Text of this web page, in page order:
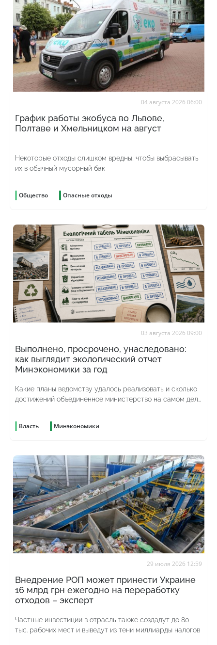
04 августа 2026 06:00
График работы экобуса во Львове,
Полтаве и Хмельницком на август
Некоторые отходы слишком вредны, чтобы выбрасывать
их в обычный мусорный бак
Общество Опасные отходы
03 августа 2026 09:00
Выполнено, просрочено, унаследовано:
как выглядит экологический отчет
Минэкономики за год
Какие планы ведомству удалось реализовать и сколько
достижений объединенное министерство на самом деле
Власть Минэкономики
29 июля 2026 12:59
Внедрение РОП может принести Украине
16 млрд грн ежегодно на переработку
отходов – эксперт
Частные инвестиции в отрасль также создадут до 80
тыс. рабочих мест и выведут из тени миллиарды налогов